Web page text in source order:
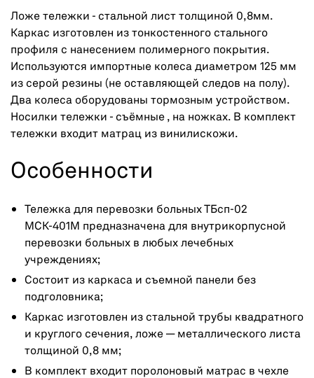
Ложе тележки - стальной лист толщиной 0,8мм.
Каркас изготовлен из тонкостенного стального
профиля с нанесением полимерного покрытия.
Используются импортные колеса диаметром 125 мм
из серой резины (не оставляющей следов на полу).
Два колеса оборудованы тормозным устройством.
Носилки тележки - съёмные , на ножках. В комплект
тележки входит матрац из винилискожи.
Особенности
Тележка для перевозки больных ТБсп-02
МСК-401М предназначена для внутрикорпусной
перевозки больных в любых лечебных
учреждениях;
Состоит из каркаса и съемной панели без
подголовника;
Каркас изготовлен из стальной трубы квадратного
и круглого сечения, ложе — металлического листа
толщиной 0,8 мм;
В комплект входит поролоновый матрас в чехле